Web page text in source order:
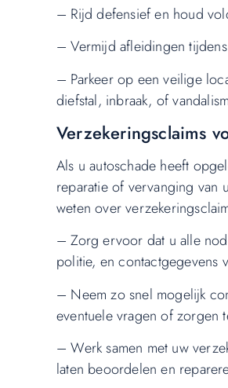
– Rijd defensief en houd
– Vermijd afleidingen
– Parkeer op een veilige
diefstal, inbraak, of
Verzekeringsclaims
Als u autoschade heeft
reparatie of vervanging van
weten over
– Zorg ervoor dat u alle
politie, en contactgegevens
– Neem zo snel mogelijk
eventuele vragen of zorgen
– Werk samen met uw
laten beoordelen en